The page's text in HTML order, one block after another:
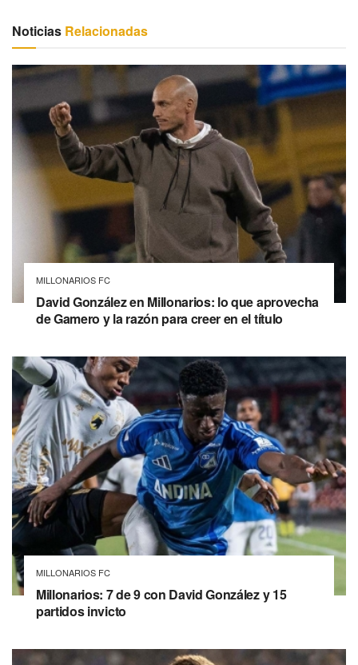
Noticias Relacionadas
MILLONARIOS FC
David González en Millonarios: lo que aprovecha
de Gamero y la razón para creer en el título
MILLONARIOS FC
Millonarios: 7 de 9 con David González y 15
partidos invicto